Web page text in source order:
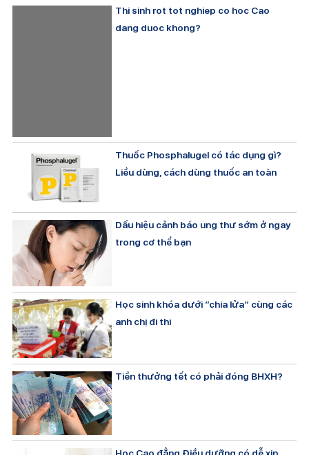
Thi sinh rot tot nghiep co hoc Cao
dang duoc khong?
Thuốc Phosphalugel có tác dụng gì?
Liều dùng, cách dùng thuốc an toàn
Dấu hiệu cảnh báo ung thư sớm ở ngay
trong cơ thể bạn
Học sinh khóa dưới “chia lửa” cùng các
anh chị đi thi
Tiền thưởng tết có phải đóng BHXH?
Học Cao đẳng Điều dưỡng có dễ xin